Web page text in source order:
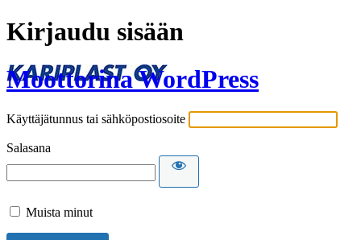
Kirjaudu sisään
Moottorina WordPress
Käyttäjätunnus tai sähköpostiosoite
Salasana
Muista minut